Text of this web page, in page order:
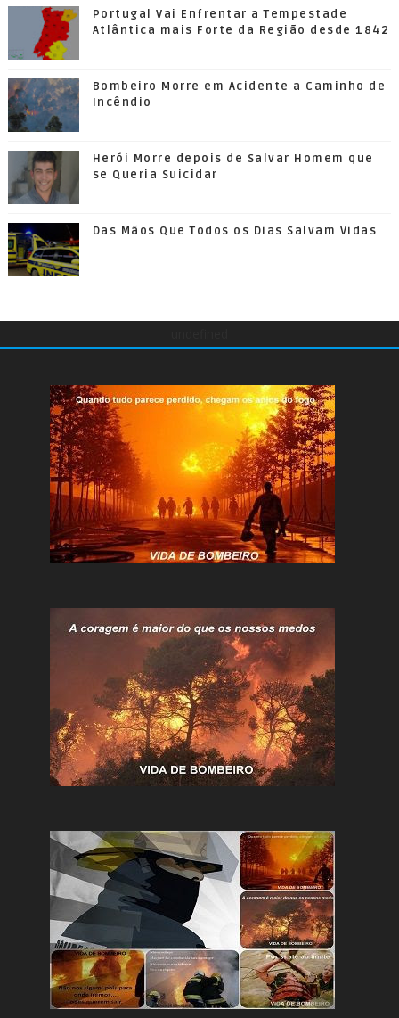
Portugal Vai Enfrentar a Tempestade
Atlântica mais Forte da Região desde 1842
Bombeiro Morre em Acidente a Caminho de
Incêndio
Herói Morre depois de Salvar Homem que
se Queria Suicidar
Das Mãos Que Todos os Dias Salvam Vidas